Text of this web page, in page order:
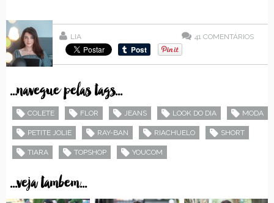
LIA 41 COMENTÁRIOS
...navegue pelas tags...
COLETE FLOR JEANS LOOK DO DIA MODA
PETITE JOLIE RAY-BAN RIACHUELO SHORT
TIARA TOPSHOP YOUCOM
...veja tambem...